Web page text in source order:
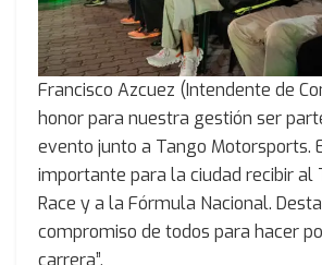
Francisco Azcuez (Intendente de
honor para nuestra gestión ser
evento junto a Tango Motorsports.
importante para la ciudad recibir al
Race y a la Fórmula Nacional.
compromiso de todos para hacer
carrera”.